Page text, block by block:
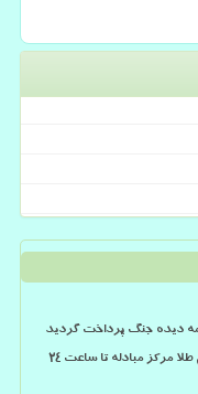
مهلت واریز وجه الضمان برای شرکت در حراج شمش طلا مرکز مبادله تا ساعت ۲۴